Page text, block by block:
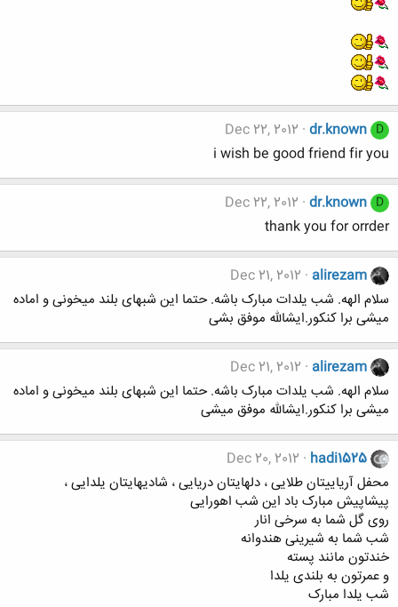
D
dr.known
Dec 22, 2012
i wish be good friend fir you
D
dr.known
Dec 22, 2012
thank you for orrder
alirezam
Dec 21, 2012
سلام الهه. شب یلدات مبارک باشه. حتما این شبهای بلند میخونی و اماده
میشی برا کنکور.ایشالله موفق بشی
alirezam
Dec 21, 2012
سلام الهه. شب یلدات مبارک باشه. حتما این شبهای بلند میخونی و اماده
میشی برا کنکور.ایشالله موفق میشی
hadi1525
Dec 20, 2012
محفل آریاییتان طلایی ، دلهایتان دریایی ، شادیهایتان یلدایی ،
پیشاپیش مبارک باد این شب اهورایی
روی گل شما به سرخی انار
شب شما به شیرینی هندوانه
خندتون مانند پسته
و عمرتون به بلندی یلدا
شب یلدا مبارک